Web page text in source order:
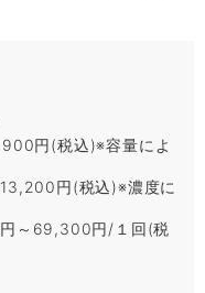
円(税込)※容量によ
13,200円(税込)※濃度に
円～69,300円/１回(税